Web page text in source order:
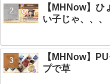
【MHNow】
い子じゃ、、、
【MHNow】
プで草